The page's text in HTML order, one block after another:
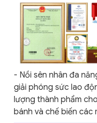
- Nồi sên nhân đa
giải phóng sức lao
lượng thành phẩm
bánh và chế biến các